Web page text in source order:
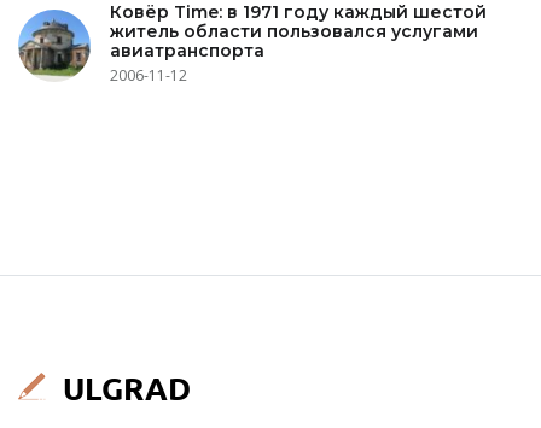
Ковёр Time: в 1971 году каждый шестой
житель области пользовался услугами
авиатранспорта
2006-11-12